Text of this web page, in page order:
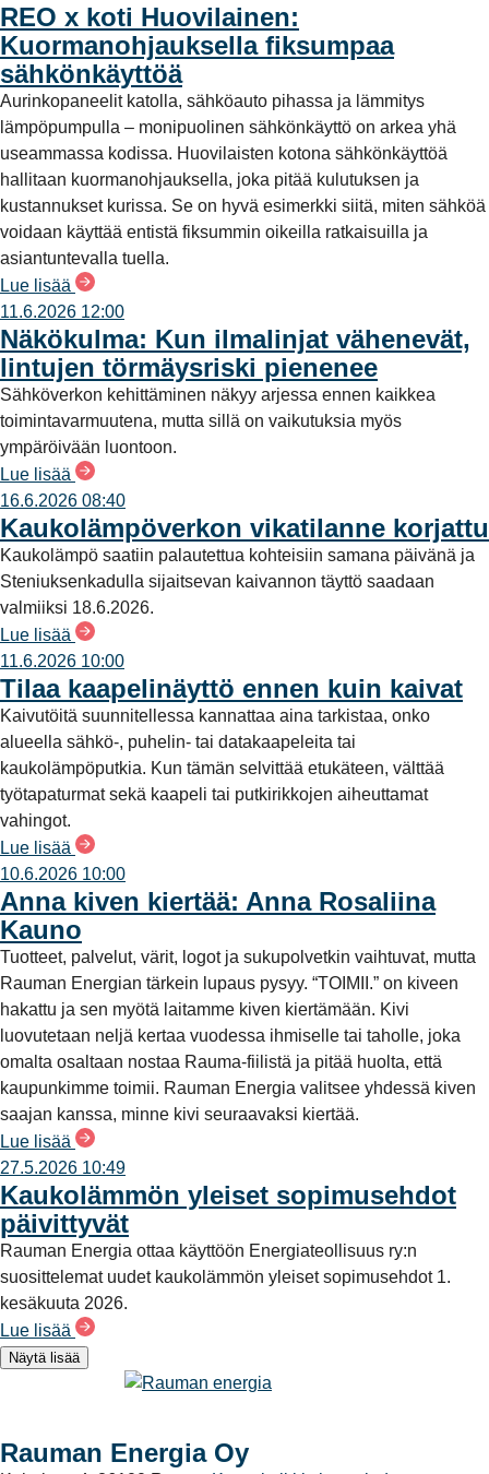
REO x koti Huovilainen:
Kuormanohjauksella fiksumpaa
sähkönkäyttöä
Aurinkopaneelit katolla, sähköauto pihassa ja lämmitys
lämpöpumpulla – monipuolinen sähkönkäyttö on arkea yhä
useammassa kodissa. Huovilaisten kotona sähkönkäyttöä
hallitaan kuormanohjauksella, joka pitää kulutuksen ja
kustannukset kurissa. Se on hyvä esimerkki siitä, miten sähköä
voidaan käyttää entistä fiksummin oikeilla ratkaisuilla ja
asiantuntevalla tuella.
Lue lisää
11.6.2026 12:00
Näkökulma: Kun ilmalinjat vähenevät,
lintujen törmäysriski pienenee
Sähköverkon kehittäminen näkyy arjessa ennen kaikkea
toimintavarmuutena, mutta sillä on vaikutuksia myös
ympäröivään luontoon.
Lue lisää
16.6.2026 08:40
Kaukolämpöverkon vikatilanne korjattu
Kaukolämpö saatiin palautettua kohteisiin samana päivänä ja
Steniuksenkadulla sijaitsevan kaivannon täyttö saadaan
valmiiksi 18.6.2026.
Lue lisää
11.6.2026 10:00
Tilaa kaapelinäyttö ennen kuin kaivat
Kaivutöitä suunnitellessa kannattaa aina tarkistaa, onko
alueella sähkö-, puhelin- tai datakaapeleita tai
kaukolämpöputkia. Kun tämän selvittää etukäteen, välttää
työtapaturmat sekä kaapeli tai putkirikkojen aiheuttamat
vahingot.
Lue lisää
10.6.2026 10:00
Anna kiven kiertää: Anna Rosaliina
Kauno
Tuotteet, palvelut, värit, logot ja sukupolvetkin vaihtuvat, mutta
Rauman Energian tärkein lupaus pysyy. “TOIMII.” on kiveen
hakattu ja sen myötä laitamme kiven kiertämään. Kivi
luovutetaan neljä kertaa vuodessa ihmiselle tai taholle, joka
omalta osaltaan nostaa Rauma-fiilistä ja pitää huolta, että
kaupunkimme toimii. Rauman Energia valitsee yhdessä kiven
saajan kanssa, minne kivi seuraavaksi kiertää.
Lue lisää
27.5.2026 10:49
Kaukolämmön yleiset sopimusehdot
päivittyvät
Rauman Energia ottaa käyttöön Energiateollisuus ry:n
suosittelemat uudet kaukolämmön yleiset sopimusehdot 1.
kesäkuuta 2026.
Lue lisää
Näytä lisää
Rauman Energia Oy